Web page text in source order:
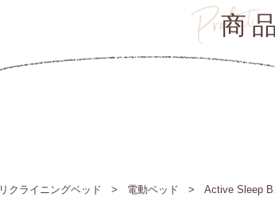
商
リクライニングベッド 電動ベッド Active Sleep